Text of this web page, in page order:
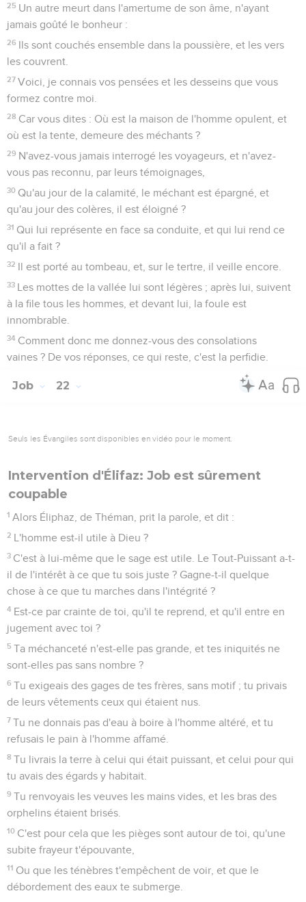
25 Un autre meurt dans l'amertume de son âme, n'ayant
jamais goûté le bonheur :
26 Ils sont couchés ensemble dans la poussière, et les vers
les couvrent.
27 Voici, je connais vos pensées et les desseins que vous
formez contre moi.
28 Car vous dites : Où est la maison de l'homme opulent, et
où est la tente, demeure des méchants ?
29 N'avez-vous jamais interrogé les voyageurs, et n'avez-
vous pas reconnu, par leurs témoignages,
30 Qu'au jour de la calamité, le méchant est épargné, et
qu'au jour des colères, il est éloigné ?
31 Qui lui représente en face sa conduite, et qui lui rend ce
qu'il a fait ?
32 Il est porté au tombeau, et, sur le tertre, il veille encore.
33 Les mottes de la vallée lui sont légères ; après lui, suivent
à la file tous les hommes, et devant lui, la foule est
innombrable.
34 Comment donc me donnez-vous des consolations
vaines ? De vos réponses, ce qui reste, c'est la perfidie.
Job 22
Seuls les Évangiles sont disponibles en vidéo pour le moment.
Intervention d'Élifaz: Job est sûrement
coupable
1 Alors Éliphaz, de Théman, prit la parole, et dit :
2 L'homme est-il utile à Dieu ?
3 C'est à lui-même que le sage est utile. Le Tout-Puissant a-t-
il de l'intérêt à ce que tu sois juste ? Gagne-t-il quelque
chose à ce que tu marches dans l'intégrité ?
4 Est-ce par crainte de toi, qu'il te reprend, et qu'il entre en
jugement avec toi ?
5 Ta méchanceté n'est-elle pas grande, et tes iniquités ne
sont-elles pas sans nombre ?
6 Tu exigeais des gages de tes frères, sans motif ; tu privais
de leurs vêtements ceux qui étaient nus.
7 Tu ne donnais pas d'eau à boire à l'homme altéré, et tu
refusais le pain à l'homme affamé.
8 Tu livrais la terre à celui qui était puissant, et celui pour qui
tu avais des égards y habitait.
9 Tu renvoyais les veuves les mains vides, et les bras des
orphelins étaient brisés.
10 C'est pour cela que les pièges sont autour de toi, qu'une
subite frayeur t'épouvante,
11 Ou que les ténèbres t'empêchent de voir, et que le
débordement des eaux te submerge.